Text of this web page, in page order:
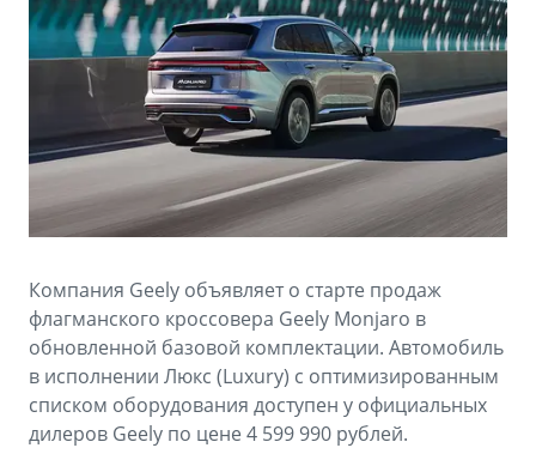
OKAVANGO
от 3 429 990 ₽*
MONJARO
от 4 349 990 ₽*
от 3 079 990 ₽* от 3 769 990 ₽*
Аксессуары
Зарядные устройства
ФИНАНСЫ И УСЛУГИ
Автокредит
Расчет КАСКО
Страхование
GEELY Лизинг
Советы по эксплуатации
Спецпредложения
ПОДДЕРЖКА
Помощь на дорогах
Гарантия Geely
Сервисная книжка
Вопросы и ответы
Компания Geely объявляет о старте продаж
флагманского кроссовера Geely Monjaro в
обновленной базовой комплектации. Автомобиль
в исполнении Люкс (Luxury) с оптимизированным
списком оборудования доступен у официальных
дилеров Geely по цене 4 599 990 рублей.